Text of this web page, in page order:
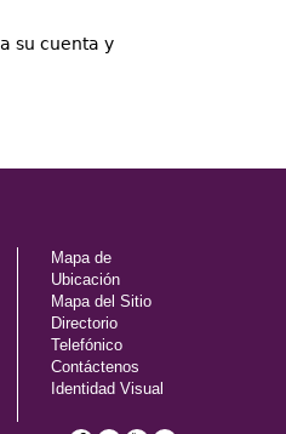
su cuenta y
Mapa de
Ubicación
Mapa del Sitio
Directorio
Telefónico
Contáctenos
Identidad Visual